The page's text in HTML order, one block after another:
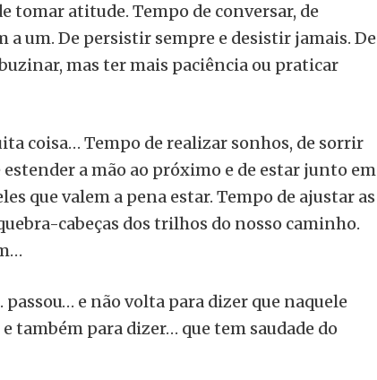
tomar atitude. Tempo de conversar, de
a um. De persistir sempre e desistir jamais. De
mas ter mais paciência ou praticar
coisa… Tempo de realizar sonhos, de sorrir
a mão ao próximo e de estar junto em
que valem a pena estar. Tempo de ajustar as
cabeças dos trilhos do nosso caminho.
passou… e não volta para dizer que naquele
também para dizer… que tem saudade do